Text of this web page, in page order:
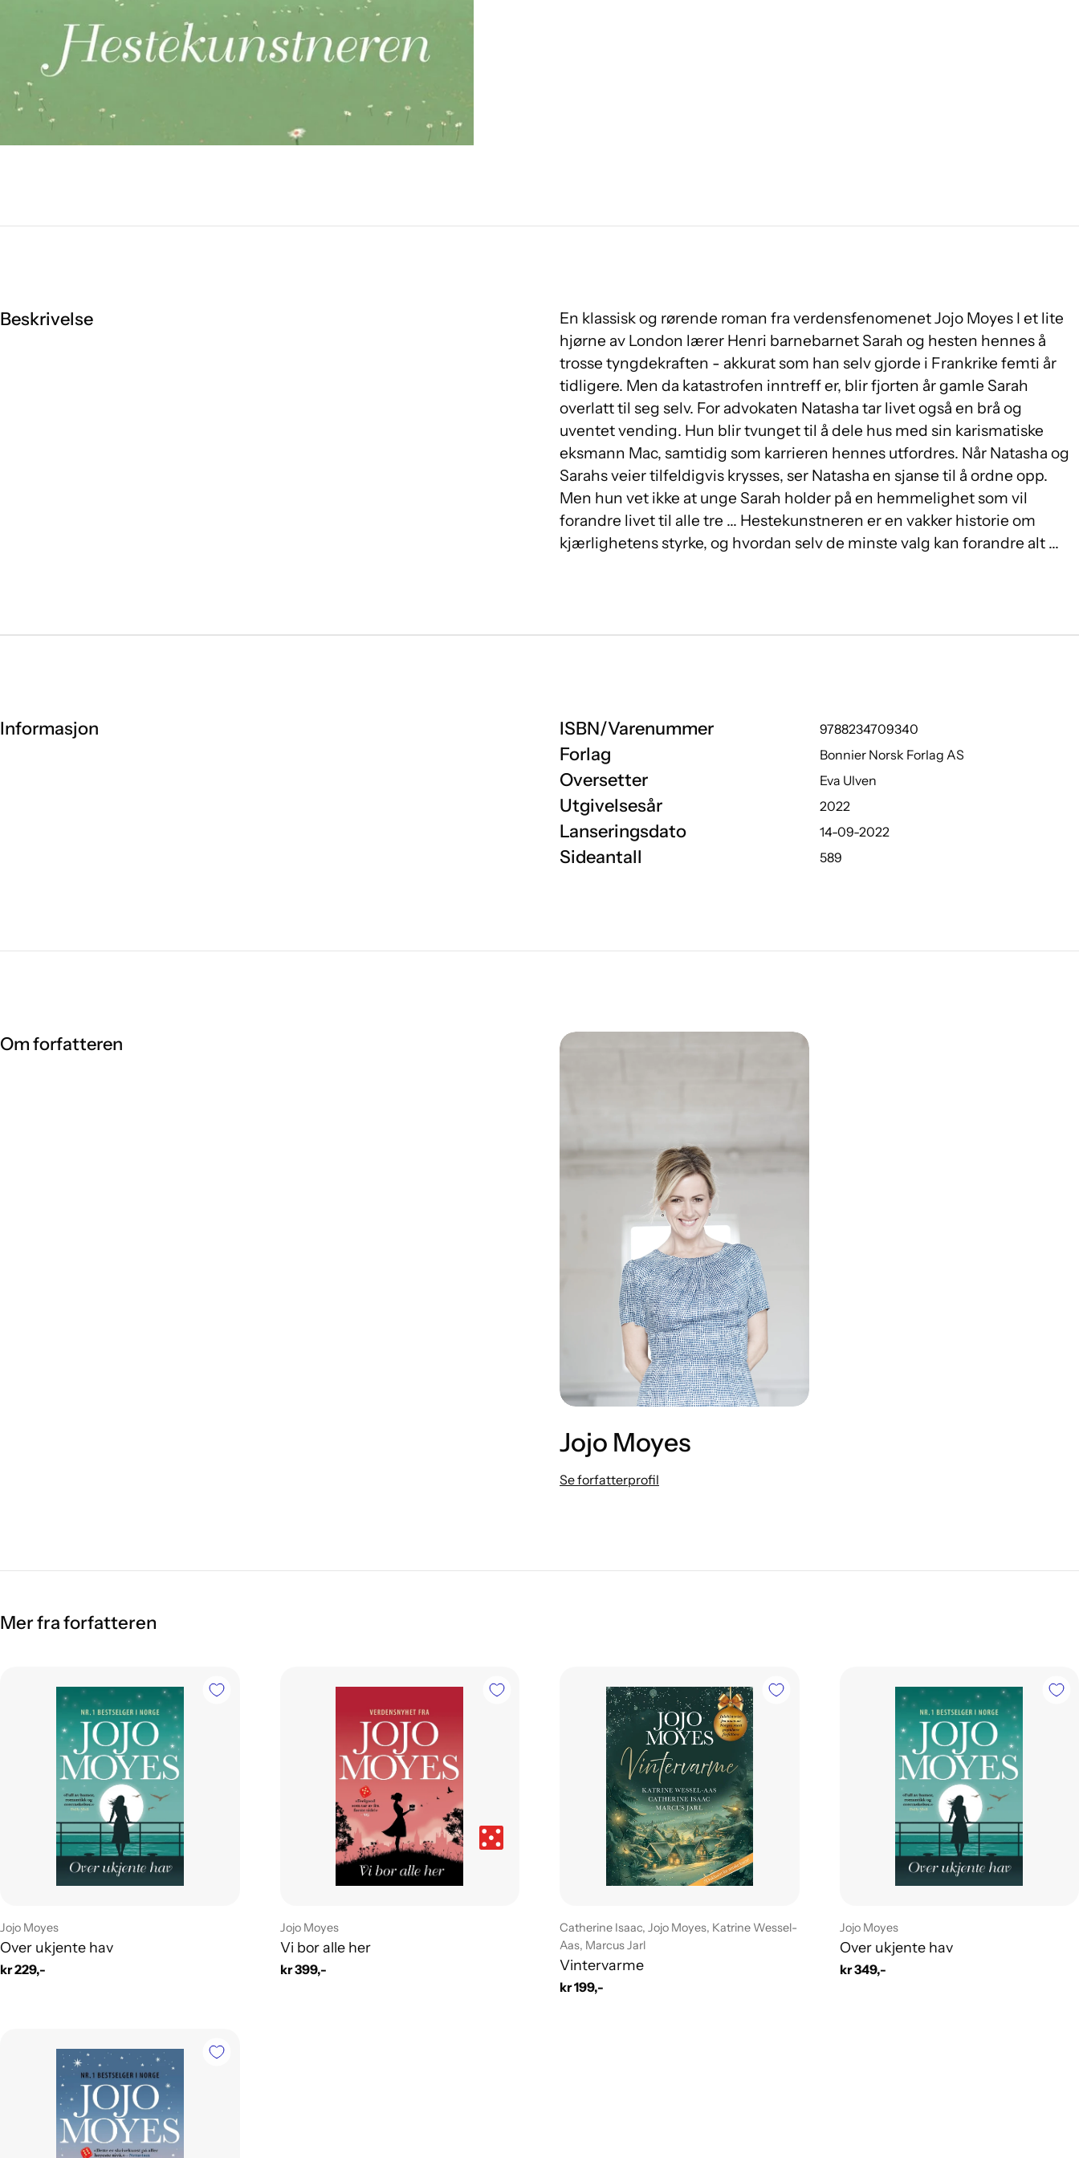
Beskrivelse
En klassisk og rørende roman fra verdensfenomenet Jojo Moyes I et lite
hjørne av London lærer Henri barnebarnet Sarah og hesten hennes å
trosse tyngdekraften - akkurat som han selv gjorde i Frankrike femti år
tidligere. Men da katastrofen inntreff er, blir fjorten år gamle Sarah
overlatt til seg selv. For advokaten Natasha tar livet også en brå og
uventet vending. Hun blir tvunget til å dele hus med sin karismatiske
eksmann Mac, samtidig som karrieren hennes utfordres. Når Natasha og
Sarahs veier tilfeldigvis krysses, ser Natasha en sjanse til å ordne opp.
Men hun vet ikke at unge Sarah holder på en hemmelighet som vil
forandre livet til alle tre ... Hestekunstneren er en vakker historie om
kjærlighetens styrke, og hvordan selv de minste valg kan forandre alt ...
Informasjon ISBN/Varenummer 9788234709340
Forlag Bonnier Norsk Forlag AS
Oversetter Eva Ulven
Utgivelsesår 2022
Lanseringsdato 14-09-2022
Sideantall 589
Om forfatteren
Jojo Moyes
Se forfatterprofil
Mer fra forfatteren
Leverandør:
Jojo Moyes
Over ukjente hav
Vanlig
kr 229,-
Leverandør:
Jojo Moyes
Vi bor alle her
Vanlig
kr 399,-
Leverandør:
Catherine Isaac, Jojo Moyes, Katrine Wessel-
Aas, Marcus Jarl
Vintervarme
Vanlig
kr 199,-
Leverandør:
Jojo Moyes
Over ukjente hav
Vanlig
kr 349,-